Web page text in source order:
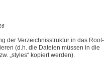
der Verzeichnisstruktur in das Root-
(d.h. die Dateien müssen in die
„styles“ kopiert werden).